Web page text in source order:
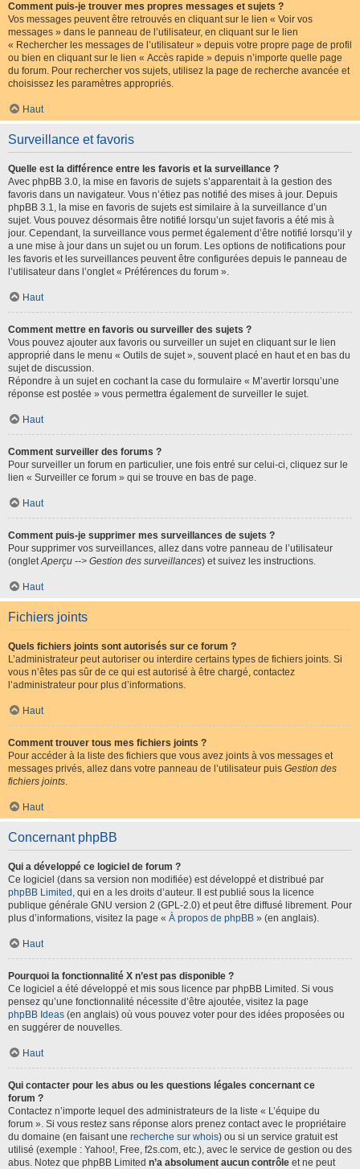
Comment puis-je trouver mes propres messages et sujets ?
Vos messages peuvent être retrouvés en cliquant sur le lien « Voir vos
messages » dans le panneau de l’utilisateur, en cliquant sur le lien
« Rechercher les messages de l’utilisateur » depuis votre propre page de profil
ou bien en cliquant sur le lien « Accès rapide » depuis n’importe quelle page
du forum. Pour rechercher vos sujets, utilisez la page de recherche avancée et
choisissez les paramètres appropriés.
Haut
Surveillance et favoris
Quelle est la différence entre les favoris et la surveillance ?
Avec phpBB 3.0, la mise en favoris de sujets s’apparentait à la gestion des
favoris dans un navigateur. Vous n’étiez pas notifié des mises à jour. Depuis
phpBB 3.1, la mise en favoris de sujets est similaire à la surveillance d’un
sujet. Vous pouvez désormais être notifié lorsqu’un sujet favoris a été mis à
jour. Cependant, la surveillance vous permet également d’être notifié lorsqu’il y
a une mise à jour dans un sujet ou un forum. Les options de notifications pour
les favoris et les surveillances peuvent être configurées depuis le panneau de
l’utilisateur dans l’onglet « Préférences du forum ».
Haut
Comment mettre en favoris ou surveiller des sujets ?
Vous pouvez ajouter aux favoris ou surveiller un sujet en cliquant sur le lien
approprié dans le menu « Outils de sujet », souvent placé en haut et en bas du
sujet de discussion.
Répondre à un sujet en cochant la case du formulaire « M’avertir lorsqu’une
réponse est postée » vous permettra également de surveiller le sujet.
Haut
Comment surveiller des forums ?
Pour surveiller un forum en particulier, une fois entré sur celui-ci, cliquez sur le
lien « Surveiller ce forum » qui se trouve en bas de page.
Haut
Comment puis-je supprimer mes surveillances de sujets ?
Pour supprimer vos surveillances, allez dans votre panneau de l’utilisateur
(ongletAperçu --> Gestion des surveillances) et suivez les instructions.
Haut
Fichiers joints
Quels fichiers joints sont autorisés sur ce forum ?
L’administrateur peut autoriser ou interdire certains types de fichiers joints. Si
vous n’êtes pas sûr de ce qui est autorisé à être chargé, contactez
l’administrateur pour plus d’informations.
Haut
Comment trouver tous mes fichiers joints ?
Pour accéder à la liste des fichiers que vous avez joints à vos messages et
messages privés, allez dans votre panneau de l’utilisateur puis Gestion des
fichiers joints.
Haut
Concernant phpBB
Qui a développé ce logiciel de forum ?
Ce logiciel (dans sa version non modifiée) est développé et distribué par
phpBB Limited , qui en a les droits d’auteur. Il est publié sous la licence
publique générale GNU version 2 (GPL-2.0) et peut être diffusé librement. Pour
plus d’informations, visitez la page « À propos de phpBB » (en anglais).
Haut
Pourquoi la fonctionnalité X n’est pas disponible ?
Ce logiciel a été développé et mis sous licence par phpBB Limited. Si vous
pensez qu’une fonctionnalité nécessite d’être ajoutée, visitez la page
phpBB Ideas (en anglais) où vous pouvez voter pour des idées proposées ou
en suggérer de nouvelles.
Haut
Qui contacter pour les abus ou les questions légales concernant ce
forum ?
Contactez n’importe lequel des administrateurs de la liste « L’équipe du
forum ». Si vous restez sans réponse alors prenez contact avec le propriétaire
du domaine (en faisant une recherche sur whois) ou si un service gratuit est
utilisé (exemple : Yahoo!, Free, f2s.com, etc.), avec le service de gestion ou des
abus. Notez que phpBB Limited n’a absolument aucun contrôle et ne peut